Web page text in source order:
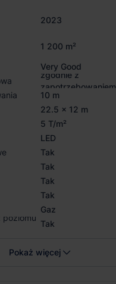
2023
1 200 m²
Very Good
zgodnie z
zapotrzebowaniem
10 m
22.5 x 12 m
5 T/m²
LED
Tak
Tak
Tak
Tak
Gaz
poziomu
Tak
Pokaż więcej